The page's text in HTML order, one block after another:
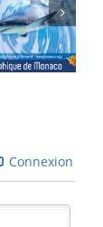
Connexion